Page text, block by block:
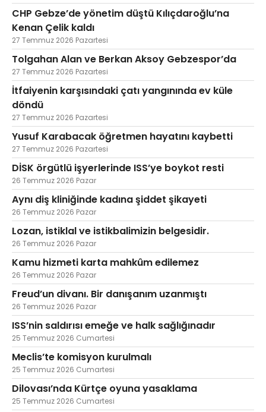
CHP Gebze’de yönetim düştü Kılıçdaroğlu’na
Kenan Çelik kaldı
27 Temmuz 2026 Pazartesi
Tolgahan Alan ve Berkan Aksoy Gebzespor’da
27 Temmuz 2026 Pazartesi
İtfaiyenin karşısındaki çatı yangınında ev küle
döndü
27 Temmuz 2026 Pazartesi
Yusuf Karabacak öğretmen hayatını kaybetti
27 Temmuz 2026 Pazartesi
DİSK örgütlü işyerlerinde ISS’ye boykot resti
26 Temmuz 2026 Pazar
Aynı diş kliniğinde kadına şiddet şikayeti
26 Temmuz 2026 Pazar
Lozan, istiklal ve istikbalimizin belgesidir.
26 Temmuz 2026 Pazar
Kamu hizmeti karta mahkûm edilemez
26 Temmuz 2026 Pazar
Freud’un divanı. Bir danışanım uzanmıştı
26 Temmuz 2026 Pazar
ISS’nin saldırısı emeğe ve halk sağlığınadır
25 Temmuz 2026 Cumartesi
Meclis’te komisyon kurulmalı
25 Temmuz 2026 Cumartesi
Dilovası’nda Kürtçe oyuna yasaklama
25 Temmuz 2026 Cumartesi